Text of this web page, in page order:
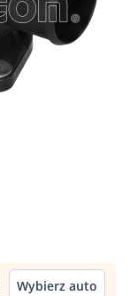
Wybierz auto